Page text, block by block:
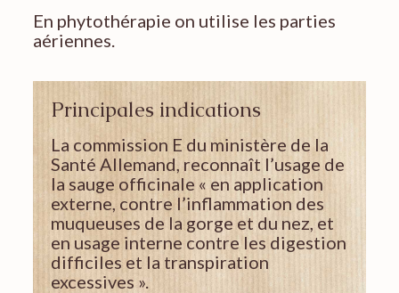
En phytothérapie on utilise les parties
aériennes.
Principales indications
La commission E du ministère de la
Santé Allemand, reconnaît l’usage de
la sauge officinale « en application
externe, contre l’inflammation des
muqueuses de la gorge et du nez, et
en usage interne contre les digestion
difficiles et la transpiration
excessives ».